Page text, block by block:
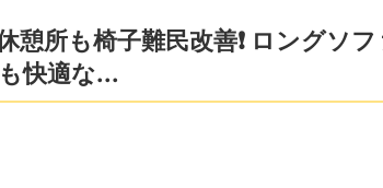
憩所も椅子難民改善❗️ ロングソ
快適な...